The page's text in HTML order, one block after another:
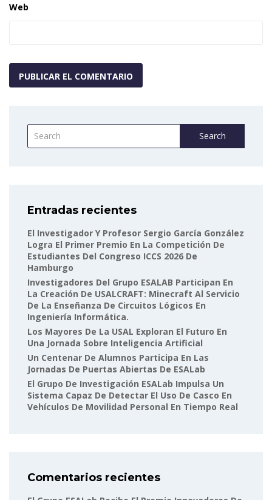
Web
Search
Entradas recientes
El Investigador Y Profesor Sergio García González
Logra El Primer Premio En La Competición De
Estudiantes Del Congreso ICCS 2026 De
Hamburgo
Investigadores Del Grupo ESALAB Participan En
La Creación De USALCRAFT: Minecraft Al Servicio
De La Enseñanza De Circuitos Lógicos En
Ingeniería Informática.
Los Mayores De La USAL Exploran El Futuro En
Una Jornada Sobre Inteligencia Artificial
Un Centenar De Alumnos Participa En Las
Jornadas De Puertas Abiertas De ESALab
El Grupo De Investigación ESALab Impulsa Un
Sistema Capaz De Detectar El Uso De Casco En
Vehículos De Movilidad Personal En Tiempo Real
Comentarios recientes